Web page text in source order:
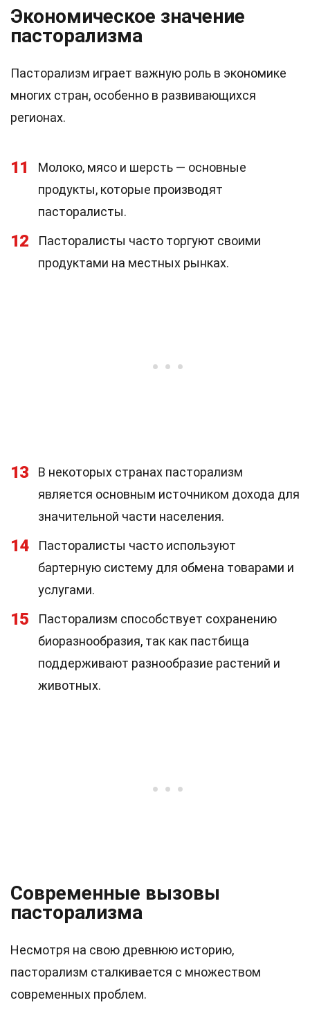
Экономическое значение
пасторализма
Пасторализм играет важную роль в экономике
многих стран, особенно в развивающихся
регионах.
11
Молоко, мясо и шерсть — основные
продукты, которые производят
пасторалисты.
12
Пасторалисты часто торгуют своими
продуктами на местных рынках.
13
В некоторых странах пасторализм
является основным источником дохода для
значительной части населения.
14
Пасторалисты часто используют
бартерную систему для обмена товарами и
услугами.
15
Пасторализм способствует сохранению
биоразнообразия, так как пастбища
поддерживают разнообразие растений и
животных.
Современные вызовы
пасторализма
Несмотря на свою древнюю историю,
пасторализм сталкивается с множеством
современных проблем.